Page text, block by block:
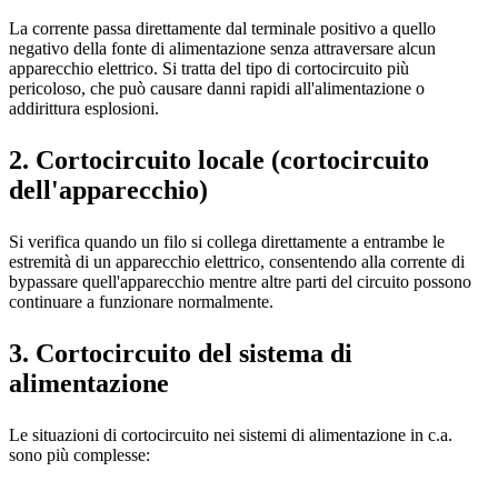
La corrente passa direttamente dal terminale positivo a quello
negativo della fonte di alimentazione senza attraversare alcun
apparecchio elettrico. Si tratta del tipo di cortocircuito più
pericoloso, che può causare danni rapidi all'alimentazione o
addirittura esplosioni.
2. Cortocircuito locale (cortocircuito
dell'apparecchio)
Si verifica quando un filo si collega direttamente a entrambe le
estremità di un apparecchio elettrico, consentendo alla corrente di
bypassare quell'apparecchio mentre altre parti del circuito possono
continuare a funzionare normalmente.
3. Cortocircuito del sistema di
alimentazione
Le situazioni di cortocircuito nei sistemi di alimentazione in c.a.
sono più complesse: